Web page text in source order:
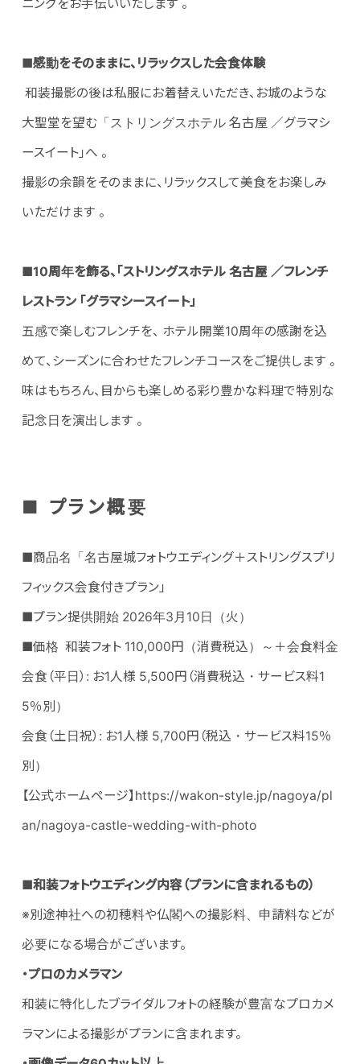
ニングをお手伝いいたします 。
■感動をそのままに、リラックスした会食体験
和装撮影の後は私服にお着替えいただき、お城のような
大聖堂を望む「ストリングスホテル 名古屋 ／グラマシ
ースイート」へ 。
撮影の余韻をそのままに、リラックスして美食をお楽しみ
いただけます 。
■10周年を飾る、「ストリングスホテル 名古屋 ／フレンチ
レストラン 「グラマシースイート」
五感で楽しむフレンチを、 ホテル開業10周年の感謝を込
めて、シーズンに合わせたフレンチコースをご提供します 。
味はもちろん、目からも楽しめる彩り豊かな料理で特別な
記念日を演出します 。
■ プラン概要
■商品名「名古屋城フォトウエディング＋ストリングスプリ
フィックス会食付きプラン」
■プラン提供開始 2026年3月10日（火）
■価格 和装フォト 110,000円（消費税込）～＋会食料金
会食（平日）: お1人様 5,500円（消費税込・サービス料1
5％別）
会食（土日祝）: お1人様 5,700円（税込・サービス料15％
別）
【公式ホームページ】https://wakon-style.jp/nagoya/pl
an/nagoya-castle-wedding-with-photo
■和装フォトウエディング内容（プランに含まれるもの）
※別途神社への初穂料や仏閣への撮影料、申請料などが
必要になる場合がございます。
・プロのカメラマン
和装に特化したブライダルフォトの経験が豊富なプロカメ
ラマンによる撮影がプランに含まれます。